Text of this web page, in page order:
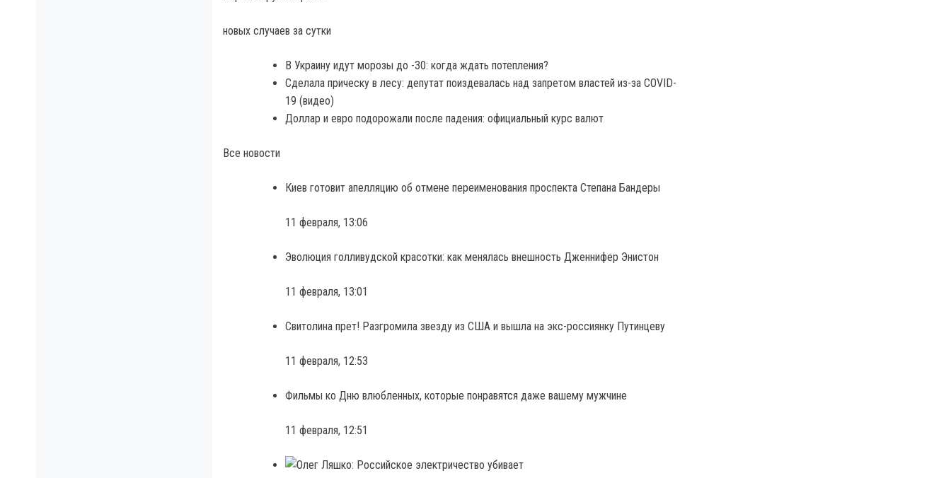
новых случаев за сутки
В Украину идут морозы до -30: когда ждать потепления?
Сделала прическу в лесу: депутат поиздевалась над запретом властей из-за COVID-
19 (видео)
Доллар и евро подорожали после падения: официальный курс валют
Все новости
Киев готовит апелляцию об отмене переименования проспекта Степана Бандеры
11 февраля, 13:06
Эволюция голливудской красотки: как менялась внешность Дженнифер Энистон
11 февраля, 13:01
Свитолина прет! Разгромила звезду из США и вышла на экс-россиянку Путинцеву
11 февраля, 12:53
Фильмы ко Дню влюбленных, которые понравятся даже вашему мужчине
11 февраля, 12:51